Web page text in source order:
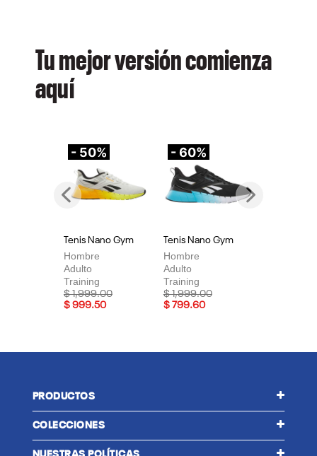
Tu mejor versión comienza
aquí
- 50%
Tenis Nano Gym
Hombre
Adulto
Training
Price reduced from
$ 1,999.00to
$ 999.50
- 60%
Tenis Nano Gym
Hombre
Adulto
Training
Price reduced from
$ 1,999.00to
$ 799.60
Previous
PRODUCTOS
COLECCIONES